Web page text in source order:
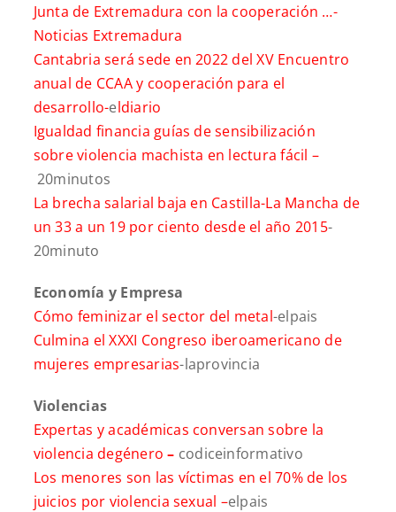
Junta de Extremadura con la cooperación …-
Noticias Extremadura
Cantabria será sede en 2022 del XV Encuentro
anual de CCAA y cooperación para el
desarrollo-eldiario
Igualdad financia guías de sensibilización
sobre violencia machista en lectura fácil –
20minutos
La brecha salarial baja en Castilla-La Mancha de
un 33 a un 19 por ciento desde el año 2015-
20minuto
Economía y Empresa
Cómo feminizar el sector del metal-elpais
Culmina el XXXI Congreso iberoamericano de
mujeres empresarias-laprovincia
Violencias
Expertas y académicas conversan sobre la
violencia degénero – codiceinformativo
Los menores son las víctimas en el 70% de los
juicios por violencia sexual –elpais